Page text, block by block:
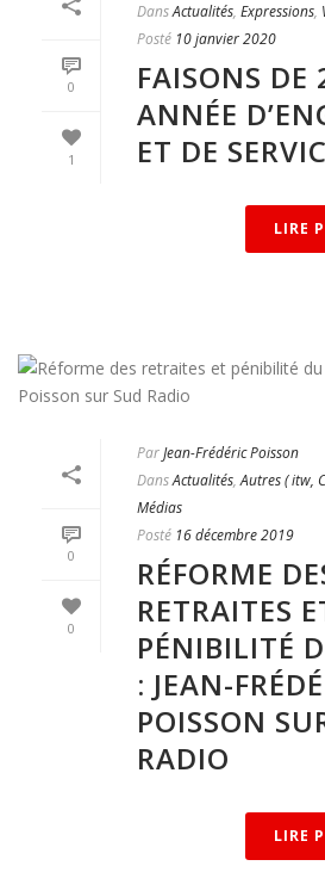
0
1
DansActualités, Expressions,
Posté 10 janvier 2020
FAISONS
ANNÉE
ET DE
LIRE
0
0
ParJean-Frédéric Poisson
DansActualités,Autres ( itw,
Médias
Posté 16 décembre 2019
RÉFORME
RETRAITES
PÉNIBILITÉ
: JEAN-
POISSON
RADIO
LIRE